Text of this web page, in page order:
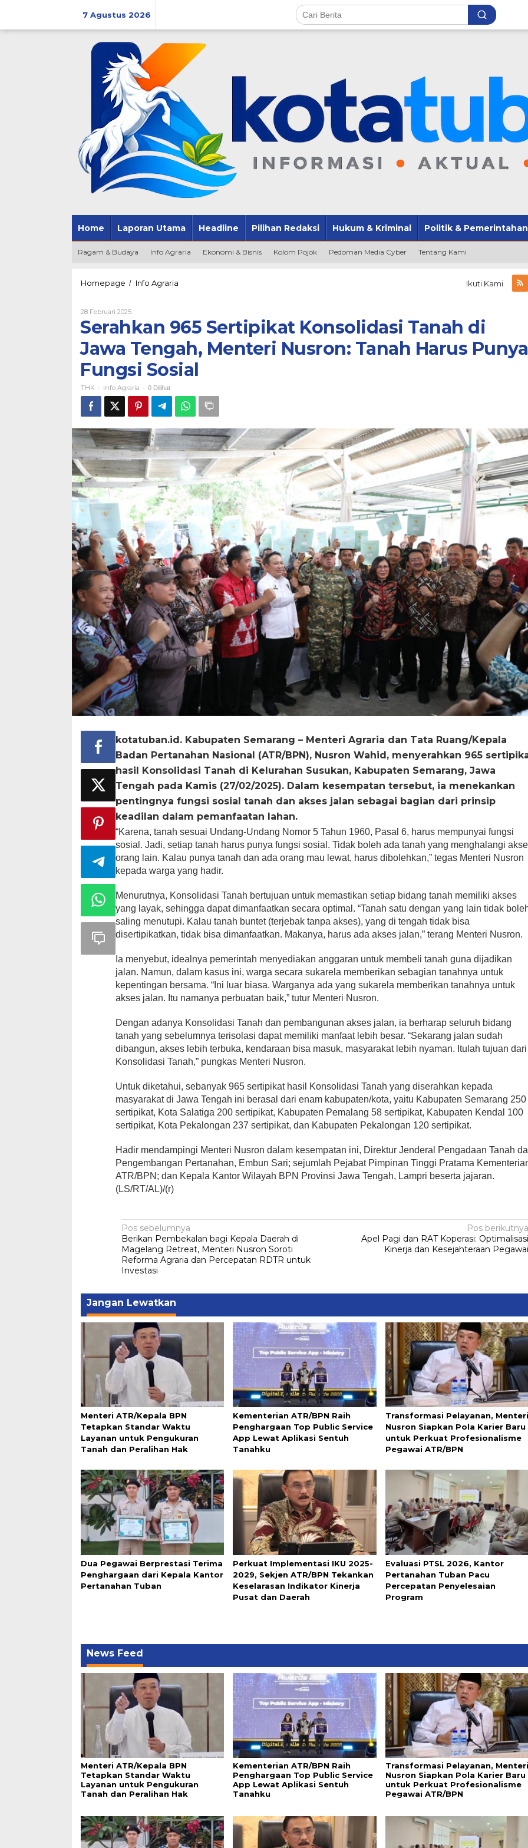
7 Agustus 2026
Home Laporan Utama Headline Pilihan Redaksi Hukum & Kriminal Politik & Pemerintahan
Ragam & Budaya Info Agraria Ekonomi & Bisnis Kolom Pojok Pedoman Media Cyber Tentang Kami
Homepage / Info Agraria
Tanah
di
Jawa
Tengah,
Menteri
Nusron:
Harus
Punya
Sosial
Ikuti Kami
28 Februari 2025Oleh
THK
Serahkan 965 Sertipikat Konsolidasi Tanah di
Jawa Tengah, Menteri Nusron: Tanah Harus Punya
Fungsi Sosial
THK - Info Agraria - 0 Dilihat
kotatuban.id. Kabupaten Semarang – Menteri Agraria dan Tata Ruang/Kepala
Badan Pertanahan Nasional (ATR/BPN), Nusron Wahid, menyerahkan 965
hasil Konsolidasi Tanah di Kelurahan Susukan, Kabupaten Semarang, Jawa
Tengah pada Kamis (27/02/2025). Dalam kesempatan tersebut, ia menekankan
pentingnya fungsi sosial tanah dan akses jalan sebagai bagian dari prinsip
keadilan dalam pemanfaatan lahan.
“Karena, tanah sesuai Undang-Undang Nomor 5 Tahun 1960, Pasal 6, harus mempunyai fungsi
sosial. Jadi, setiap tanah harus punya fungsi sosial. Tidak boleh ada tanah yang menghalangi
orang lain. Kalau punya tanah dan ada orang mau lewat, harus dibolehkan,” tegas Menteri Nusron
kepada warga yang hadir.
Menurutnya, Konsolidasi Tanah bertujuan untuk memastikan setiap bidang tanah memiliki akses
yang layak, sehingga dapat dimanfaatkan secara optimal. “Tanah satu dengan yang lain tidak
saling menutupi. Kalau tanah buntet (terjebak tanpa akses), yang di tengah tidak bisa
disertipikatkan, tidak bisa dimanfaatkan. Makanya, harus ada akses jalan,” terang Menteri Nusron.
Ia menyebut, idealnya pemerintah menyediakan anggaran untuk membeli tanah guna dijadikan
jalan. Namun, dalam kasus ini, warga secara sukarela memberikan sebagian tanahnya untuk
kepentingan bersama. “Ini luar biasa. Warganya ada yang sukarela memberikan tanahnya untuk
akses jalan. Itu namanya perbuatan baik,” tutur Menteri Nusron.
Dengan adanya Konsolidasi Tanah dan pembangunan akses jalan, ia berharap seluruh bidang
tanah yang sebelumnya terisolasi dapat memiliki manfaat lebih besar. “Sekarang jalan sudah
dibangun, akses lebih terbuka, kendaraan bisa masuk, masyarakat lebih nyaman. Itulah tujuan dari
Konsolidasi Tanah,” pungkas Menteri Nusron.
Untuk diketahui, sebanyak 965 sertipikat hasil Konsolidasi Tanah yang diserahkan kepada
masyarakat di Jawa Tengah ini berasal dari enam kabupaten/kota, yaitu Kabupaten Semarang 250
sertipikat, Kota Salatiga 200 sertipikat, Kabupaten Pemalang 58 sertipikat, Kabupaten Kendal 100
sertipikat, Kota Pekalongan 237 sertipikat, dan Kabupaten Pekalongan 120 sertipikat.
Hadir mendampingi Menteri Nusron dalam kesempatan ini, Direktur Jenderal Pengadaan Tanah
Pengembangan Pertanahan, Embun Sari; sejumlah Pejabat Pimpinan Tinggi Pratama
ATR/BPN; dan Kepala Kantor Wilayah BPN Provinsi Jawa Tengah, Lampri beserta jajaran.
(LS/RT/AL)/(r)
Navigasi
pos
Pos sebelumnya
Berikan Pembekalan bagi Kepala Daerah di
Magelang Retreat, Menteri Nusron Soroti
Reforma Agraria dan Percepatan RDTR untuk
Investasi
Pos berikutnya
Apel Pagi dan RAT Koperasi: Optimalisasi
Kinerja dan Kesejahteraan Pegawai
Jangan Lewatkan
Menteri ATR/Kepala BPN
Tetapkan Standar Waktu
Layanan untuk Pengukuran
Tanah dan Peralihan Hak
Kementerian ATR/BPN Raih
Penghargaan Top Public Service
App Lewat Aplikasi Sentuh
Tanahku
Transformasi Pelayanan, Menteri
Nusron Siapkan Pola Karier Baru
untuk Perkuat Profesionalisme
Pegawai ATR/BPN
Dua Pegawai Berprestasi Terima
Penghargaan dari Kepala Kantor
Pertanahan Tuban
Perkuat Implementasi IKU 2025-
2029, Sekjen ATR/BPN Tekankan
Keselarasan Indikator Kinerja
Pusat dan Daerah
Evaluasi PTSL 2026, Kantor
Pertanahan Tuban Pacu
Percepatan Penyelesaian
Program
News Feed
Menteri ATR/Kepala BPN
Tetapkan Standar Waktu
Layanan untuk Pengukuran
Tanah dan Peralihan Hak
Kementerian ATR/BPN Raih
Penghargaan Top Public Service
App Lewat Aplikasi Sentuh
Tanahku
Transformasi Pelayanan, Menteri
Nusron Siapkan Pola Karier Baru
untuk Perkuat Profesionalisme
Pegawai ATR/BPN